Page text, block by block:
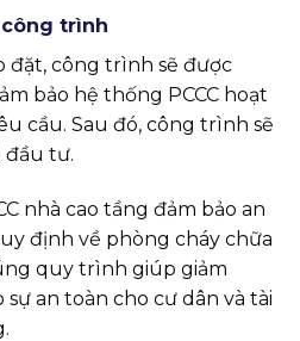
trình
đặt, công trình sẽ được
bảo hệ thống PCCC hoạt
cầu. Sau đó, công trình sẽ
đầu tư.
nhà cao tầng đảm bảo an
định về phòng cháy chữa
quy trình giúp giảm
an toàn cho cư dân và tài